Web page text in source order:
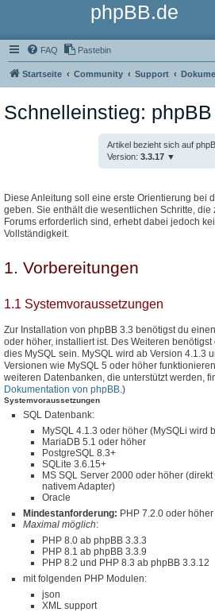
phpBB.de
FAQ Pastebin
Startseite Community Support
Schnelleinstieg:
Artikel bezieht sich auf
Version: 3.3.17
Diese Anleitung soll eine erste Orientierung bei
geben. Sie enthält die wesentlichen Schritte,
Forums erforderlich sind, erhebt dabei jedoch
Vollständigkeit.
1. Vorbereitungen
1.1 Systemvoraussetzungen
Zur Installation von phpBB 3.3 benötigst du
oder höher, installiert ist. Des Weiteren
dies MySQL sein. MySQL wird ab Version 4.1.3
Versionen wie MySQL 5 oder höher
weiteren Datenbanken, die unterstützt werden,
Dokumentation von phpBB.)
Systemvoraussetzungen
SQL Datenbank:
MySQL 4.1.3 oder höher (MySQLi wird
MariaDB 5.1 oder höher
PostgreSQL 8.3+
SQLite 3.6.15+
MS SQL Server 2000 oder höher
nativem Adapter)
Oracle
Mindestanforderung: PHP 7.2.0 oder höher
Maximal möglich:
PHP 8.0 ab phpBB 3.3.3
PHP 8.1 ab phpBB 3.3.9
PHP 8.2 und PHP 8.3 ab phpBB 3.3.12
mit folgenden PHP Modulen:
json
XML support